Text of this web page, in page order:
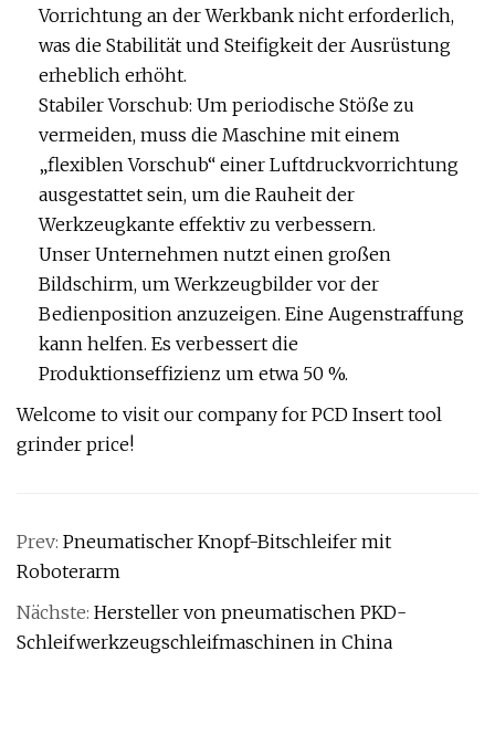
Vorrichtung an der Werkbank nicht erforderlich,
was die Stabilität und Steifigkeit der Ausrüstung
erheblich erhöht.
Stabiler Vorschub: Um periodische Stöße zu
vermeiden, muss die Maschine mit einem
„flexiblen Vorschub“ einer Luftdruckvorrichtung
ausgestattet sein, um die Rauheit der
Werkzeugkante effektiv zu verbessern.
Unser Unternehmen nutzt einen großen
Bildschirm, um Werkzeugbilder vor der
Bedienposition anzuzeigen. Eine Augenstraffung
kann helfen. Es verbessert die
Produktionseffizienz um etwa 50 %.
Welcome to visit our company for PCD Insert tool
grinder price!
Prev: Pneumatischer Knopf-Bitschleifer mit
Roboterarm
Nächste: Hersteller von pneumatischen PKD-
Schleifwerkzeugschleifmaschinen in China